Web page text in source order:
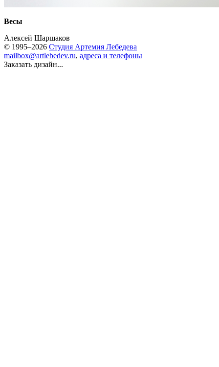
Весы
Алексей Шаршаков
© 1995–2026 Студия Артемия Лебедева
mailbox@artlebedev.ru, адреса и телефоны
Заказать дизайн...